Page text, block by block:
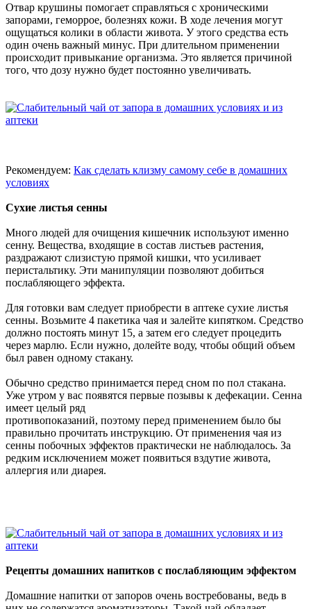
Отвар крушины помогает справляться с хроническими
запорами, геморрое, болезнях кожи. В ходе лечения могут
ощущаться колики в области живота. У этого средства есть
один очень важный минус. При длительном применении
происходит привыкание организма. Это является причиной
того, что дозу нужно будет постоянно увеличивать.
Рекомендуем: Как сделать клизму самому себе в домашних
условиях
Сухие листья сенны
Много людей для очищения кишечник используют именно
сенну. Вещества, входящие в состав листьев растения,
раздражают слизистую прямой кишки, что усиливает
перистальтику. Эти манипуляции позволяют добиться
послабляющего эффекта.
Для готовки вам следует приобрести в аптеке сухие листья
сенны. Возьмите 4 пакетика чая и залейте кипятком. Средство
должно постоять минут 15, а затем его следует процедить
через марлю. Если нужно, долейте воду, чтобы общий объем
был равен одному стакану.
Обычно средство принимается перед сном по пол стакана.
Уже утром у вас появятся первые позывы к дефекации. Сенна
имеет целый ряд
противопоказаний, поэтому перед применением было бы
правильно прочитать инструкцию. От применения чая из
сенны побочных эффектов практически не наблюдалось. За
редким исключением может появиться вздутие живота,
аллергия или диарея.
Рецепты домашних напитков с послабляющим эффектом
Домашние напитки от запоров очень востребованы, ведь в